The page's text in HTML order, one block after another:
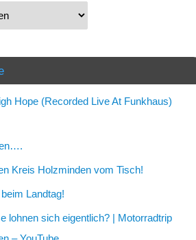
Hope (Recorded Live At Funkhaus)
Kreis Holzminden vom Tisch!
Landtag!
lohnen sich eigentlich? | Motorradtrip